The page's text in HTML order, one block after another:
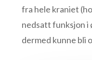
fra hele kraniet
nedsatt funksjon i
dermed kunne bli